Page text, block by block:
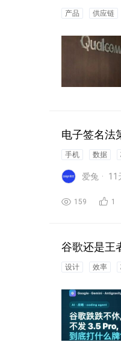
产品 供应链
电子签名法
手机 数据
爱兔 11
159 1
谷歌还是王
设计 效率